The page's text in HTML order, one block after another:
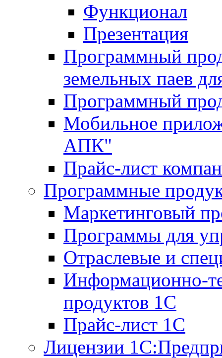
Функционал
Презентация
Программный
земельных паев
Программный
Мобильное
АПК"
Прайс-лист
Программные
Маркетинговый
Программы для
Отраслевые и
Информационно-
продуктов 1С
Прайс-лист 1С
Лицензии